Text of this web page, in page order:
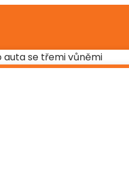
auta se třemi vůněmi